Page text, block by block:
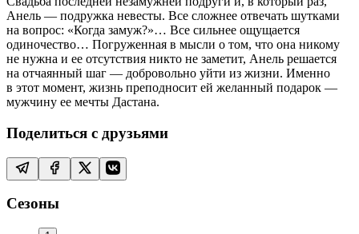
Анель — подружка невесты. Все сложнее отвечать шутками
на вопрос: «Когда замуж?»… Все сильнее ощущается
одиночество… Погруженная в мысли о том, что она никому
не нужна и ее отсутствия никто не заметит, Анель решается
на отчаянный шаг — добровольно уйти из жизни. Именно
в этот момент, жизнь преподносит ей желанный подарок —
мужчину ее мечты Дастана.
Поделиться с друзьями
Сезоны